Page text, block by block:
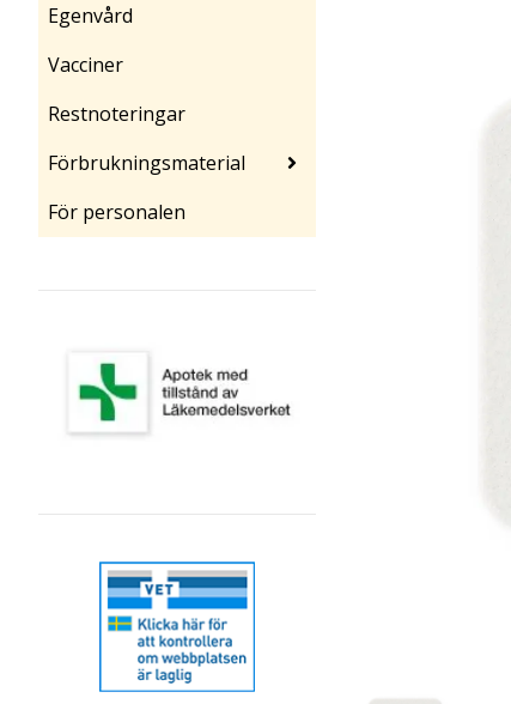
Egenvård
Vacciner
Restnoteringar
Förbrukningsmaterial
För personalen